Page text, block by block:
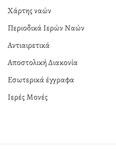
Χάρτης ναών
Περιοδικά Ιερών Ναών
Αντιαιρετικά
Αποστολική Διακονία
Εσωτερικά έγγραφα
Ιερές Μονές